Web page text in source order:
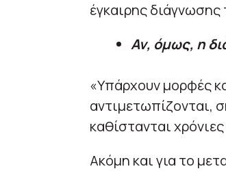
έγκαιρης διάγνωσης
Αν, όμως, η
«Υπάρχουν μορφές
αντιμετωπίζονται,
καθίστανται
Ακόμη και για το